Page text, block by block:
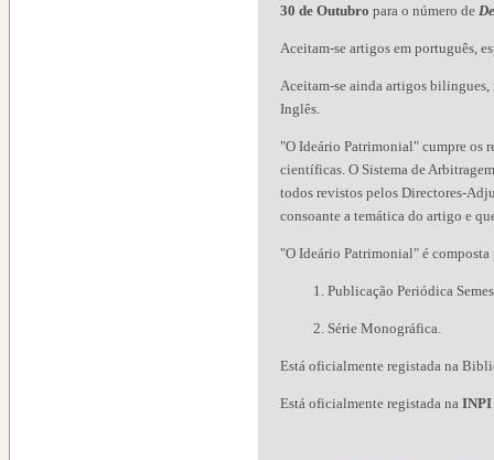
30 de Outubro para o número de
Aceitam-se artigos em português,
Aceitam-se ainda artigos
Inglês.
"O Ideário Patrimonial" cumpre os
científicas. O Sistema de
todos revistos pelos Directores-
consoante a temática do artigo e
"O Ideário Patrimonial" é composta
1. Publicação Periódica
2. Série Monográfica.
Está oficialmente registada na
Está oficialmente registada na INPI